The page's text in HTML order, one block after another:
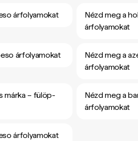
árfolyamokat
Nézd meg a
árfolyamokat
árfolyamokat
Nézd meg a
árfolyamokat
márka – fülöp-
Nézd meg a
árfolyamokat
árfolyamokat